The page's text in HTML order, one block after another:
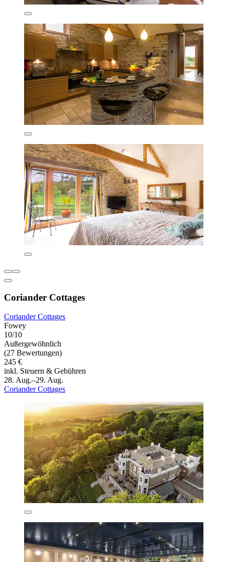
Coriander Cottages
Coriander Cottages
Fowey
10/10
Außergewöhnlich
(27 Bewertungen)
245 €
inkl. Steuern & Gebühren
28. Aug.–29. Aug.
Coriander Cottages